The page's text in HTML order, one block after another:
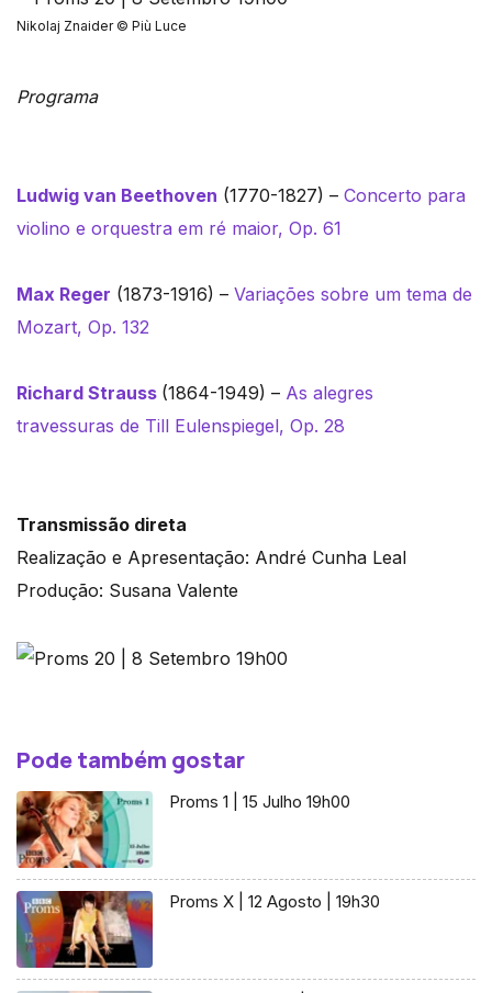
Nikolaj Znaider © Più Luce
Programa
Ludwig van Beethoven (1770-1827) – Concerto para
violino e orquestra em ré maior, Op. 61
Max Reger (1873-1916) – Variações sobre um tema de
Mozart, Op. 132
Richard Strauss (1864-1949) – As alegres
travessuras de Till Eulenspiegel, Op. 28
Transmissão direta
Realização e Apresentação: André Cunha Leal
Produção: Susana Valente
Pode também gostar
Proms 1 | 15 Julho 19h00
Proms X | 12 Agosto | 19h30